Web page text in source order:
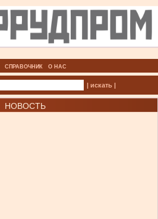
СПРАВОЧНИК О НАС
| искать |
НОВОСТЬ